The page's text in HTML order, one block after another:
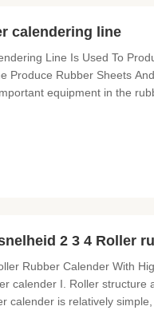
calendering line
Line Is Used To
Produce Rubber Sheets
equipment in the
2 3 4 Roller
Rubber Calender With
calender I. Roller
calender is relatively simple,